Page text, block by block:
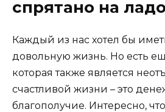
спрятано на
Каждый из нас хотел бы
довольную жизнь. Но есть
которая также является
счастливой жизни – это
благополучие. Интересно,